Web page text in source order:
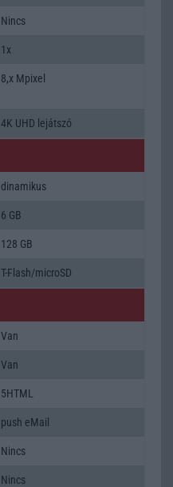
Nincs
1x
8,x Mpixel
4K UHD lejátszó
dinamikus
6 GB
128 GB
T-Flash/microSD
Van
Van
5HTML
push eMail
Nincs
Nincs